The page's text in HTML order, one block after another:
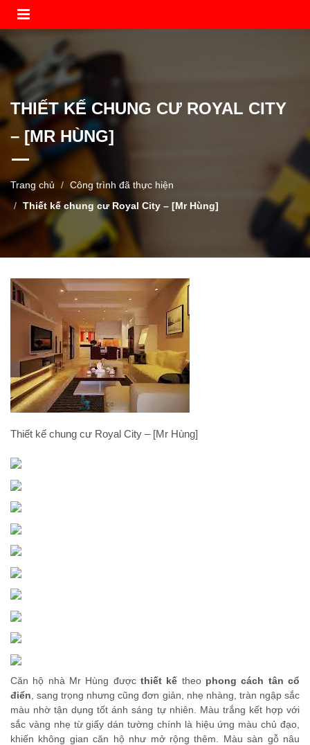
THIẾT KẾ CHUNG CƯ ROYAL CITY
– [MR HÙNG]
Trang chủ
Công trình đã thực hiện
Thiết kế chung cư Royal City – [Mr Hùng]
Thiết kế chung cư Royal City – [Mr Hùng]
Căn hộ nhà Mr Hùng được thiết kế theo phong cách tân cổ
điển , sang trọng nhưng cũng đơn giản, nhẹ nhàng, tràn ngập sắc
màu nhờ tận dụng tốt ánh sáng tự nhiên. Màu trắng kết hợp với
sắc vàng nhẹ từ giấy dán tường chính là hiệu ứng màu chủ đạo,
khiến không gian căn hộ như mở rộng thêm. Màu sàn gỗ nâu